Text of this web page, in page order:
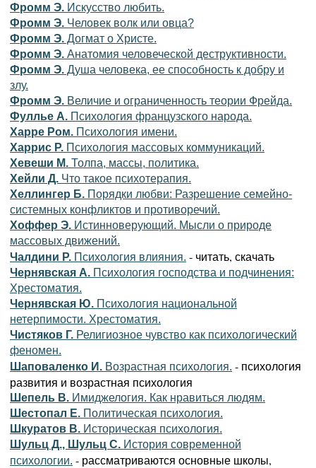
Фромм Э. Искусство любить.
Фромм Э. Человек волк или овца?
Фромм Э. Догмат о Христе.
Фромм Э. Анатомия человеческой деструктивности.
Фромм Э. Душа человека, ее способность к добру и
злу.
Фромм Э. Величие и ограниченность теории Фрейда.
Фуллье А. Психология французского народа.
Харре Ром. Психология имени.
Харрис Р. Психология массовых коммуникаций.
Хевеши М. Толпа, массы, политика.
Хейли Д. Что такое психотерапия.
Хеллингер Б. Порядки любви: Разрешение семейно-
системных конфликтов и противоречий.
Хоффер Э. Истинноверующий. Мысли о природе
массовых движений.
Чалдини Р. Психология влияния. - читать, скачать
Чернявская А. Психология господства и подчинения:
Хрестоматия.
Чернявская Ю. Психология национальной
нетерпимости. Хрестоматия.
Чистяков Г. Религиозное чувство как психологический
феномен.
Шаповаленко И. Возрастная психология. - психология
развития и возрастная психология
Шепель В. Имиджелогия. Как нравиться людям.
Шестопал Е. Политическая психология.
Шкуратов В. Историческая психология.
Шульц Д., Шульц С. История современной
психологии. - рассматриваются основные школы,